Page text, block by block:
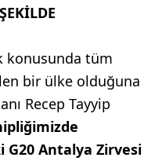
konusunda tüm
bir ülke olduğuna
Recep Tayyip
G20 Antalya Zirvesi